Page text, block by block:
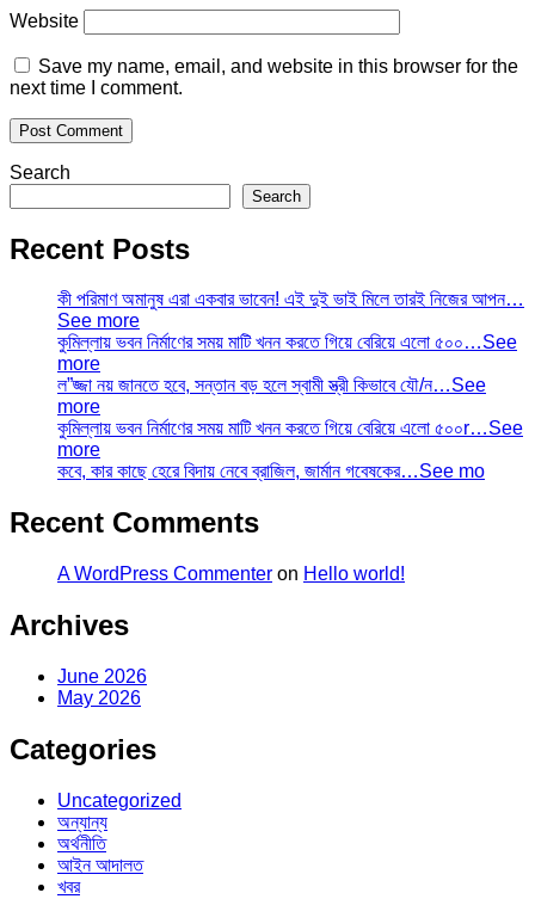
Website
Save my name, email, and website in this browser for the
next time I comment.
Search
Search
Recent Posts
কী পরিমাণ অমানুষ এরা একবার ভাবেন! এই দুই ভাই মিলে তারই নিজের আপন…
See more
কুমিল্লায় ভবন নির্মাণের সময় মাটি খনন করতে গিয়ে বেরিয়ে এলো ৫০০…See
more
ল”জ্জা নয় জানতে হবে, সন্তান বড় হলে স্বামী স্ত্রী কিভাবে যৌ/ন…See
more
কুমিল্লায় ভবন নির্মাণের সময় মাটি খনন করতে গিয়ে বেরিয়ে এলো ৫০০r…See
more
কবে, কার কাছে হেরে বিদায় নেবে ব্রাজিল, জার্মান গবেষকের…See mo
Recent Comments
A WordPress Commenter on Hello world!
Archives
June 2026
May 2026
Categories
Uncategorized
অন্যান্য
অর্থনীতি
আইন আদালত
খবর